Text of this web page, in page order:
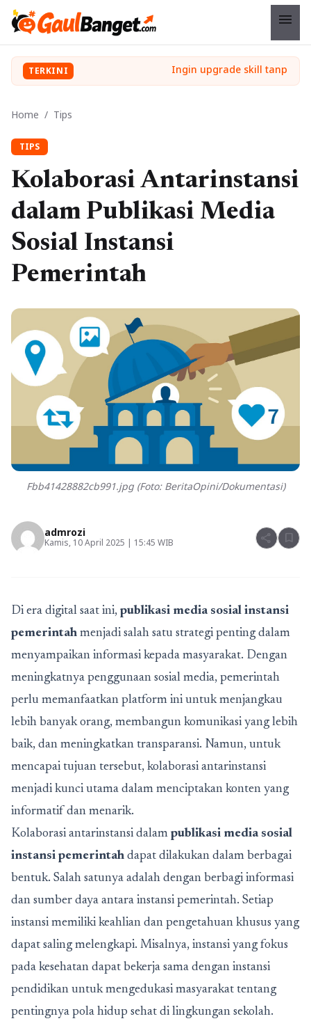
menu
TERKINI
Home / Tips
TIPS
Kolaborasi Antarinstansi
dalam Publikasi Media
Sosial Instansi
Pemerintah
Fbb41428882cb991.jpg (Foto: BeritaOpini/Dokumentasi)
admrozi
Kamis, 10 April 2025 | 15:45 WIB share bookmark
Di era digital saat ini, publikasi media sosial instansi
pemerintah menjadi salah satu strategi penting dalam
menyampaikan informasi kepada masyarakat. Dengan
meningkatnya penggunaan sosial media, pemerintah
perlu memanfaatkan platform ini untuk menjangkau
lebih banyak orang, membangun komunikasi yang lebih
baik, dan meningkatkan transparansi. Namun, untuk
mencapai tujuan tersebut, kolaborasi antarinstansi
menjadi kunci utama dalam menciptakan konten yang
informatif dan menarik.
Kolaborasi antarinstansi dalam publikasi media sosial
instansi pemerintah dapat dilakukan dalam berbagai
bentuk. Salah satunya adalah dengan berbagi informasi
dan sumber daya antara instansi pemerintah. Setiap
instansi memiliki keahlian dan pengetahuan khusus yang
dapat saling melengkapi. Misalnya, instansi yang fokus
pada kesehatan dapat bekerja sama dengan instansi
pendidikan untuk mengedukasi masyarakat tentang
pentingnya pola hidup sehat di lingkungan sekolah.